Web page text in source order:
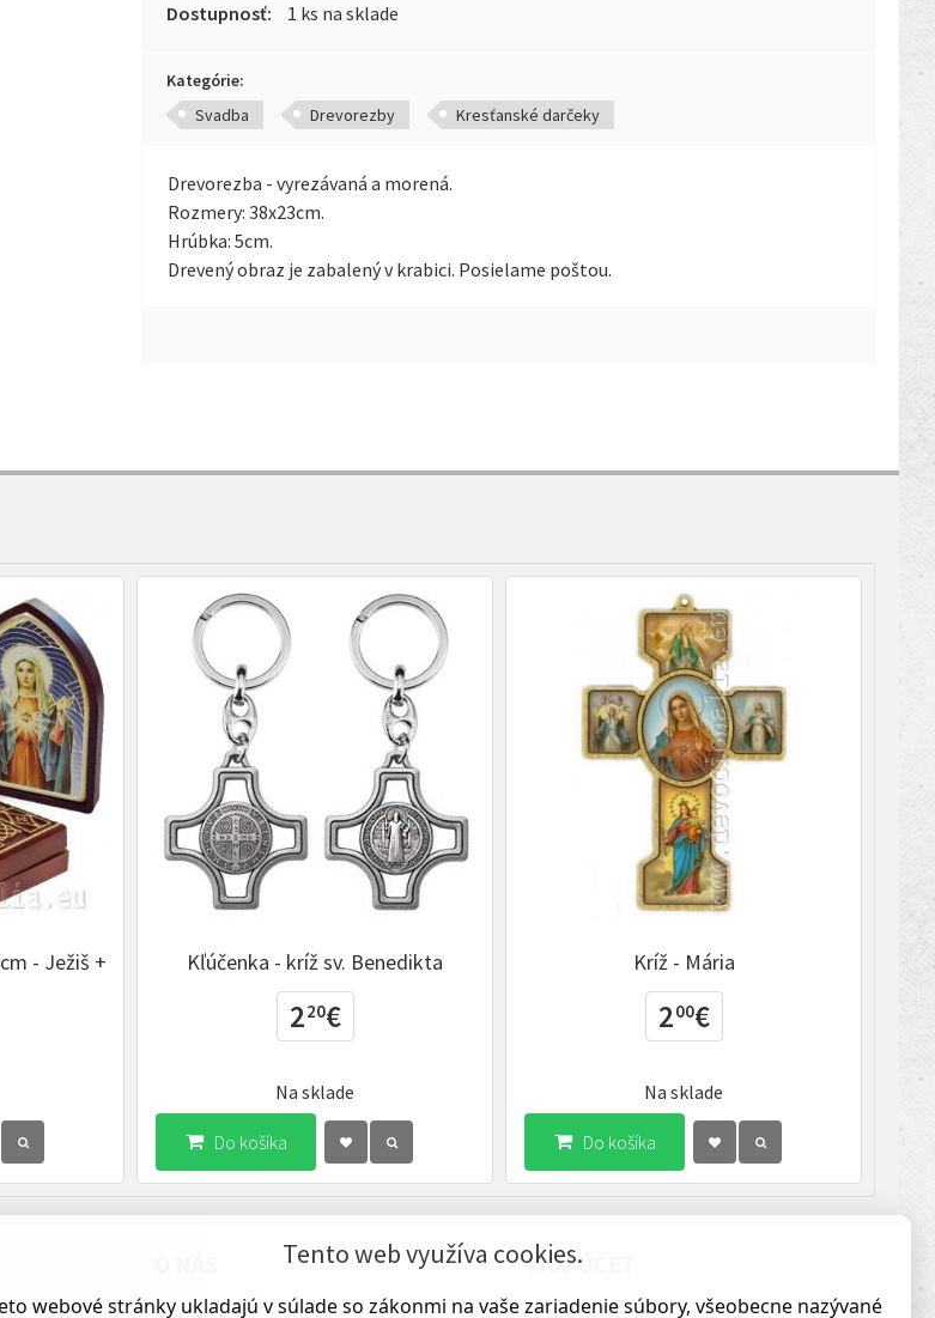
Dostupnosť: 1 ks na sklade
Kategórie:
Svadba
Drevorezby Kresťanské darčeky
Drevorezba - vyrezávaná a morená.
Rozmery: 38x23cm.
Hrúbka: 5cm.
Drevený obraz je zabalený v krabici. Posielame poštou.
- Ježiš +
Kľúčenka - kríž sv. Benedikta
220€
Do košíka
Na sklade
Kríž - Mária
200€
Do košíka
Na sklade
MÔJ ÚČET
Tento web využíva cookies.
webové stránky ukladajú v súlade so zákonmi na vaše zariadenie súbory, všeobecne nazývané